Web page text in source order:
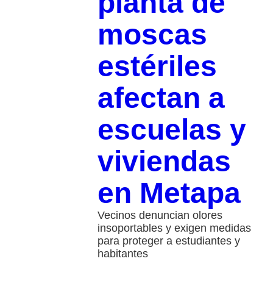
moscas
estériles
afectan a
escuelas y
viviendas
en Metapa
Vecinos denuncian olores
insoportables y exigen medidas
para proteger a estudiantes y
habitantes